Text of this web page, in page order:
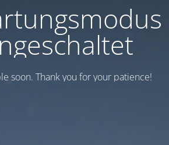
soon. Thank you for your patience!